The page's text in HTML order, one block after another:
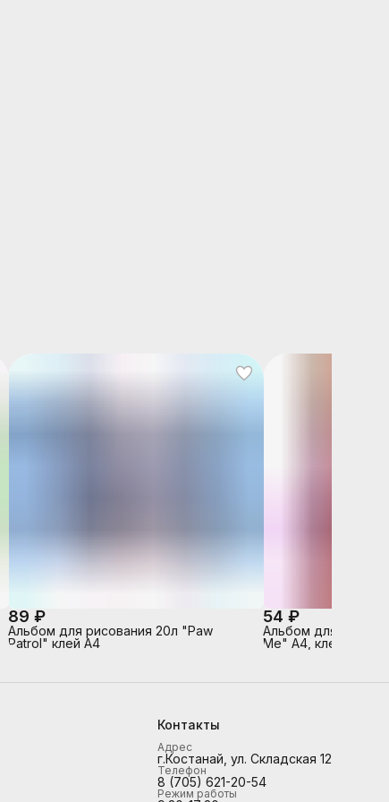
89 ₽
Альбом для рисования 20л "Paw
Patrol" клей А4
54 ₽
Альбом для
Me" А4, клей, твин
Контакты
Адрес
г.Костанай, ул. Складская 12
Телефон
8 (705) 621-20-54
Режим работы